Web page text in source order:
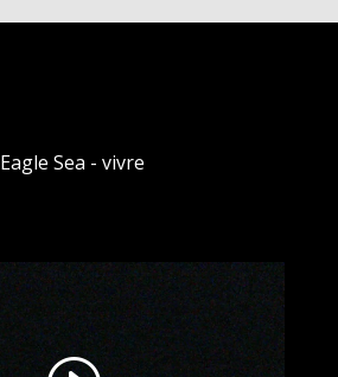
Eagle Sea - vivre